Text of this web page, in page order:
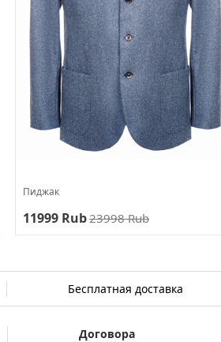
Пиджак
11999 Rub23998 Rub
Бесплатная доставка
Договора